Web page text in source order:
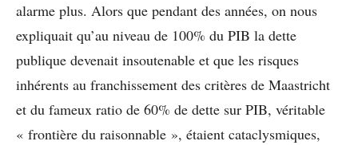
alarme plus. Alors que pendant des années, on nous
expliquait qu’au niveau de 100% du PIB la dette
publique devenait insoutenable et que les risques
inhérents au franchissement des critères de Maastricht
et du fameux ratio de 60% de dette sur PIB, véritable
« frontière du raisonnable », étaient cataclysmiques,